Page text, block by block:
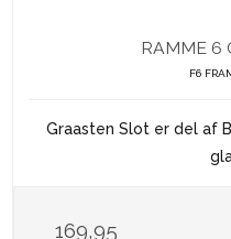
RAMME 6
F6
Graasten Slot er del af
169,95